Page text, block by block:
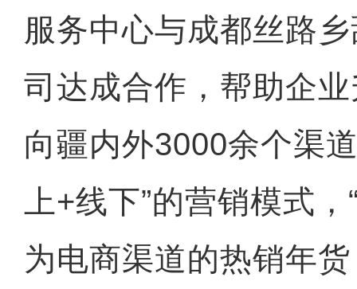
服务中心与成都丝路
司达成合作，帮助企
向疆内外3000余个渠
上+线下”的营销模式
为电商渠道的热销年